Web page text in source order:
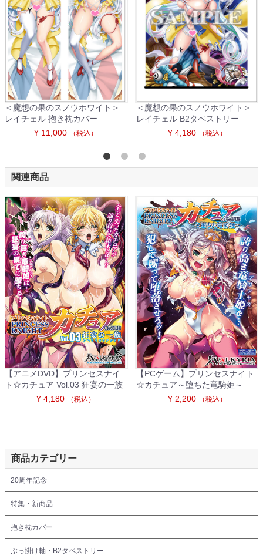
＜魔想の果のスノウホワイト＞
レイチェル 抱き枕カバー
¥ 11,000
（税込）
＜魔想の果のスノウホワイト＞
レイチェル B2タペストリー
¥ 4,180
（税込）
関連商品
【アニメDVD】プリンセスナイ
ト☆カチュア Vol.03 狂宴の一族
¥ 4,180
（税込）
【PCゲーム】プリンセスナイト
☆カチュア～堕ちた竜騎姫～
¥ 2,200
（税込）
商品カテゴリー
20周年記念
特集・新商品
抱き枕カバー
ぶっ掛け軸・B2タペストリー